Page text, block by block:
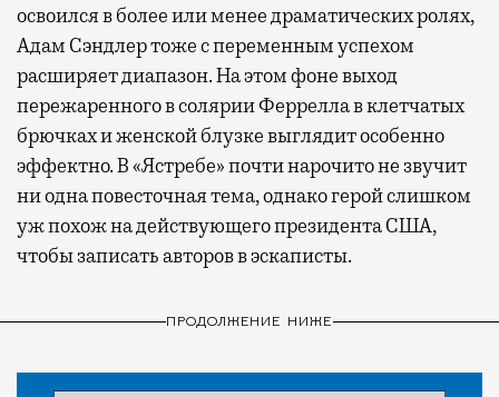
освоился в более или менее драматических ролях,
Адам Сэндлер тоже с переменным успехом
расширяет диапазон. На этом фоне выход
пережаренного в солярии Феррелла в клетчатых
брючках и женской блузке выглядит особенно
эффектно. В «Ястребе» почти нарочито не звучит
ни одна повесточная тема, однако герой слишком
уж похож на действующего президента США,
чтобы записать авторов в эскаписты.
ПРОДОЛЖЕНИЕ НИЖЕ